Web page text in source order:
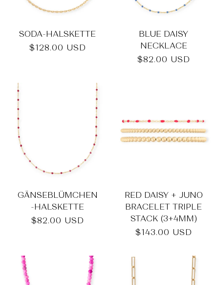
SODA-HALSKETTE
Normaler
$128.00 USD
BLUE DAISY
NECKLACE
Normaler
$82.00 USD
GÄNSEBLÜMCHEN
-HALSKETTE
Normaler
$82.00 USD
RED DAISY + JUNO
BRACELET TRIPLE
STACK (3+4MM)
Normaler
$143.00 USD